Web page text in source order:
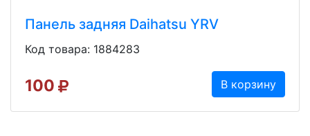
Панель задняя Daihatsu YRV
Код товара: 1884283
100 В корзину